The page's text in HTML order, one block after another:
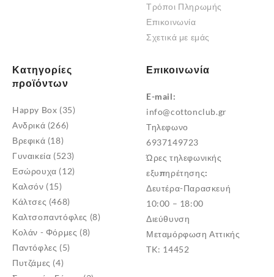
Τρόποι Πληρωμής
Επικοινωνία
Σχετικά με εμάς
Κατηγορίες
προϊόντων
Happy Box (35)
Ανδρικά (266)
Βρεφικά (18)
Γυναικεία (523)
Εσώρουχα (12)
Καλσόν (15)
Κάλτσες (468)
Καλτσοπαντόφλες (8)
Κολάν - Φόρμες (8)
Παντόφλες (5)
Πυτζάμες (4)
Επικοινωνία
E-mail:
info@cottonclub.gr
Τηλεφωνο
6937149723
Ώρες τηλεφωνικής
εξυπηρέτησης:
Δευτέρα-Παρασκευή
10:00 – 18:00
Διεύθυνση
Μεταμόρφωση Αττικής
TK: 14452